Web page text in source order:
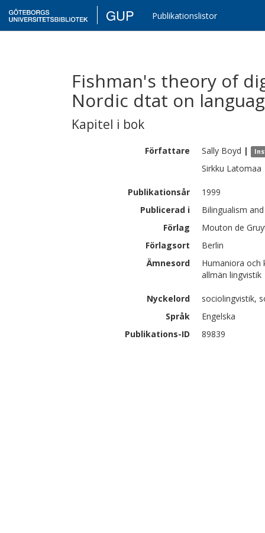
GUP Publikationslistor
Fishman's theory of
Nordic dtat on
Kapitel i bok
Författare Sally Boyd |
Sirkku Latomaa
Publikationsår
1999
Publicerad i
Bilingualism
Förlag
Mouton de
Förlagsort
Berlin
Ämnesord
Humaniora och
allmän lingvistik
Nyckelord
sociolingvistik,
Språk
Engelska
Publikations-ID
89839